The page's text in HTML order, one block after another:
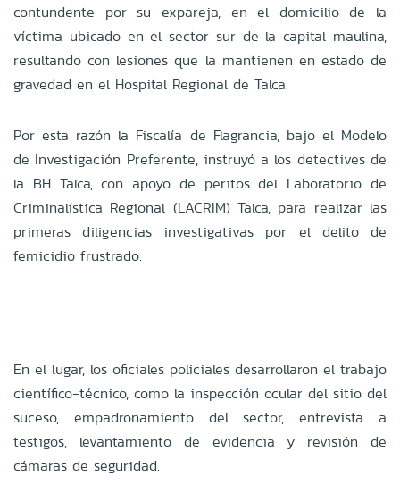
contundente por su expareja, en el domicilio de la
víctima ubicado en el sector sur de la capital maulina,
resultando con lesiones que la mantienen en estado de
gravedad en el Hospital Regional de Talca.
Por esta razón la Fiscalía de Flagrancia, bajo el Modelo
de Investigación Preferente, instruyó a los detectives de
la BH Talca, con apoyo de peritos del Laboratorio de
Criminalística Regional (LACRIM) Talca, para realizar las
primeras diligencias investigativas por el delito de
femicidio frustrado.
En el lugar, los oficiales policiales desarrollaron el trabajo
científico-técnico, como la inspección ocular del sitio del
suceso, empadronamiento del sector, entrevista a
testigos, levantamiento de evidencia y revisión de
cámaras de seguridad.